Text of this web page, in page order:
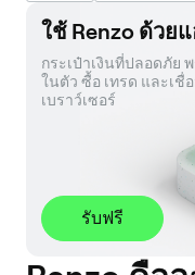
ใช้ Renzo ด้วย
กระเป๋าเงินที่ปลอดภัย
ในตัว ซื้อ เทรด และเชื่
เบราว์เซอร์
รับฟรี